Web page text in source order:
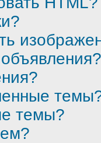
темы?